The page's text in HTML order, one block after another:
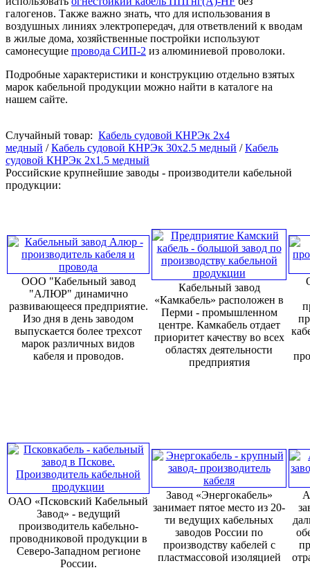
галогенов. Также важно знать, что для использования в
воздушных линиях электропередач, для ответвлений к вводам
в жилые дома, хозяйственные постройки используют
самонесущие провода СИП-2 из алюминиевой проволоки.
Подробные характеристики и конструкцию отдельно взятых
марок кабельной продукции можно найти в каталоге на
нашем сайте.
Случайный товар: Кабель судовой КНРЭк 2x4
медный /Кабель судовой КНРЭк 30x2.5 медный /Кабель
судовой КНРЭк 2x1.5 медный
Российские крупнейшие заводы - производители кабельной
продукции:
ООО "Кабельный завод
"АЛЮР" динамично
развивающееся предприятие.
Изо дня в день заводом
выпускается более трехсот
марок различных видов
кабеля и проводов.
Кабельный завод
«Камкабель» расположен в
Перми - промышленном
центре. Камкабель отдает
приоритет качеству во всех
областях деятельности
предприятия
ОАО «Псковский Кабельный
Завод» - ведущий
производитель кабельно-
проводниковой продукции в
Северо-Западном регионе
России.
Завод «Энергокабель»
занимает пятое место из 20-
ти ведущих кабельных
заводов России по
производству кабелей с
пластмассовой изоляцией